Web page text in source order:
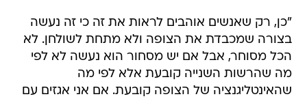
"כן, רק שאנשים אוהבים לראות את זה כי זה נעשה
בצורה שמכבדת את הצופה ולא מתחת לשולחן. לא
הכל מסוחר, אבל אם יש מסחור הוא נעשה לא לפי
מה שהרשות השנייה קובעת אלא לפי מה
שהאינטליגנציה של הצופה קובעת. אם אני אגזים עם